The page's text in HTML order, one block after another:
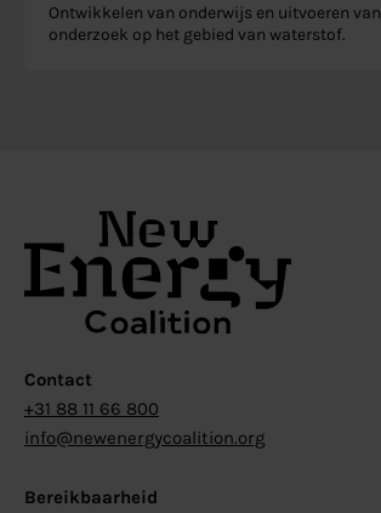
Ontwikkelen van onderwijs en uitvoeren van
onderzoek op het gebied van waterstof.
Contact
+31 88 11 66 800
info@newenergycoalition.org
Bereikbaarheid